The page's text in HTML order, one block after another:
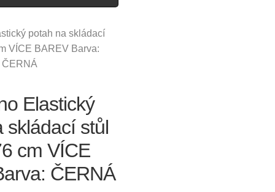
Elastický
skládací stůl
cm VÍCE
ČERNÁ